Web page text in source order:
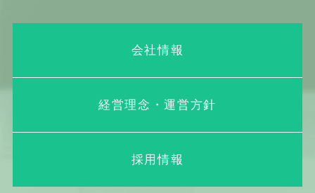
会社情報
経営理念・運営方針
採用情報